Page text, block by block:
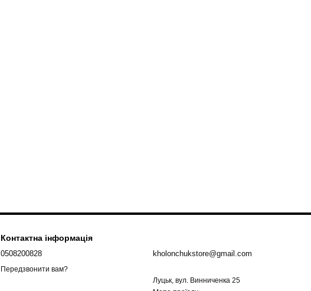
Контактна інформація
0508200828
Передзвонити вам?
kholonchukstore@gmail.com
Луцьк, вул. Винниченка 25